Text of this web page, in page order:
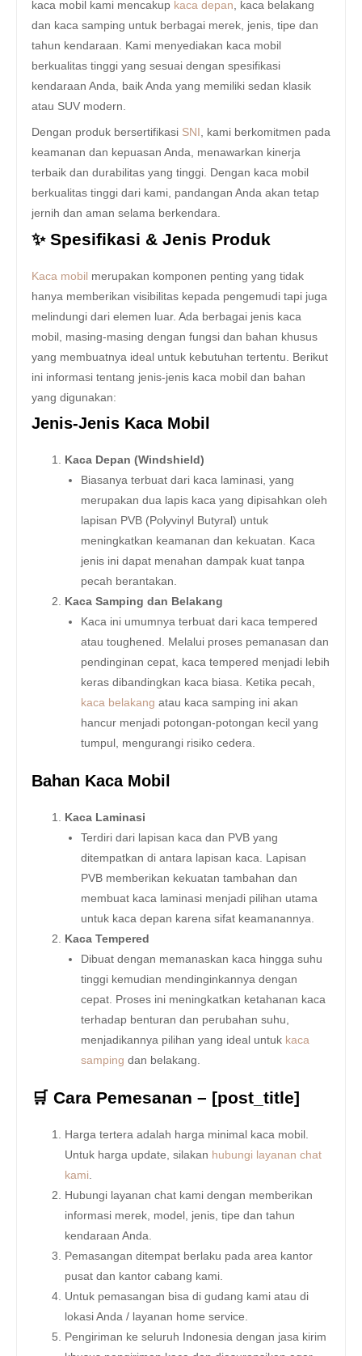
kaca mobil kami mencakup kaca depan , kaca belakang
dan kaca samping untuk berbagai merek, jenis, tipe dan
tahun kendaraan. Kami menyediakan kaca mobil
berkualitas tinggi yang sesuai dengan spesifikasi
kendaraan Anda, baik Anda yang memiliki sedan klasik
atau SUV modern.
Dengan produk bersertifikasi SNI
, kami berkomitmen pada
keamanan dan kepuasan Anda, menawarkan kinerja
terbaik dan durabilitas yang tinggi. Dengan kaca mobil
berkualitas tinggi dari kami, pandangan Anda akan tetap
jernih dan aman selama berkendara.
✨ Spesifikasi & Jenis Produk
Kaca mobil merupakan komponen penting yang tidak
hanya memberikan visibilitas kepada pengemudi tapi juga
melindungi dari elemen luar. Ada berbagai jenis kaca
mobil, masing-masing dengan fungsi dan bahan khusus
yang membuatnya ideal untuk kebutuhan tertentu. Berikut
ini informasi tentang jenis-jenis kaca mobil dan bahan
yang digunakan:
Jenis-Jenis Kaca Mobil
Kaca Depan (Windshield)
Biasanya terbuat dari kaca laminasi, yang
merupakan dua lapis kaca yang dipisahkan oleh
lapisan PVB (Polyvinyl Butyral) untuk
meningkatkan keamanan dan kekuatan. Kaca
jenis ini dapat menahan dampak kuat tanpa
pecah berantakan.
Kaca Samping dan Belakang
Kaca ini umumnya terbuat dari kaca tempered
atau toughened. Melalui proses pemanasan dan
pendinginan cepat, kaca tempered menjadi lebih
keras dibandingkan kaca biasa. Ketika pecah,
kaca belakang atau kaca samping ini akan
hancur menjadi potongan-potongan kecil yang
tumpul, mengurangi risiko cedera.
Bahan Kaca Mobil
Kaca Laminasi
Terdiri dari lapisan kaca dan PVB yang
ditempatkan di antara lapisan kaca. Lapisan
PVB memberikan kekuatan tambahan dan
membuat kaca laminasi menjadi pilihan utama
untuk kaca depan karena sifat keamanannya.
Kaca Tempered
Dibuat dengan memanaskan kaca hingga suhu
tinggi kemudian mendinginkannya dengan
cepat. Proses ini meningkatkan ketahanan kaca
terhadap benturan dan perubahan suhu,
menjadikannya pilihan yang ideal untuk kaca
samping dan belakang.
🛒 Cara Pemesanan – [post_title]
Harga tertera adalah harga minimal kaca mobil.
Untuk harga update, silakan hubungi layanan chat
kami
Hubungi layanan chat kami dengan memberikan
informasi merek, model, jenis, tipe dan tahun
kendaraan Anda.
Pemasangan ditempat berlaku pada area kantor
pusat dan kantor cabang kami.
Untuk pemasangan bisa di gudang kami atau di
lokasi Anda / layanan home service.
Pengiriman ke seluruh Indonesia dengan jasa kirim